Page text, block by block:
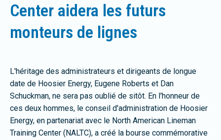
Center aidera les futurs
monteurs de lignes
L'héritage des administrateurs et dirigeants de longue
date de Hoosier Energy, Eugene Roberts et Dan
Schuckman, ne sera pas oublié de sitôt. En l'honneur de
ces deux hommes, le conseil d'administration de Hoosier
Energy, en partenariat avec le North American Lineman
Training Center (NALTC), a créé la bourse commémorative